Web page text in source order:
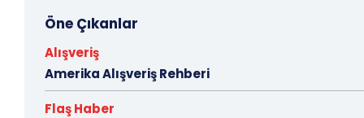
Öne Çıkanlar
Alışveriş
Amerika Alışveriş Rehberi
Flaş Haber